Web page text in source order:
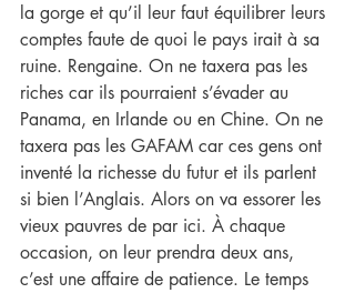
la gorge et qu’il leur faut équilibrer leurs
comptes faute de quoi le pays irait à sa
ruine. Rengaine. On ne taxera pas les
riches car ils pourraient s’évader au
Panama, en Irlande ou en Chine. On ne
taxera pas les GAFAM car ces gens ont
inventé la richesse du futur et ils parlent
si bien l’Anglais. Alors on va essorer les
vieux pauvres de par ici. À chaque
occasion, on leur prendra deux ans,
c’est une affaire de patience. Le temps